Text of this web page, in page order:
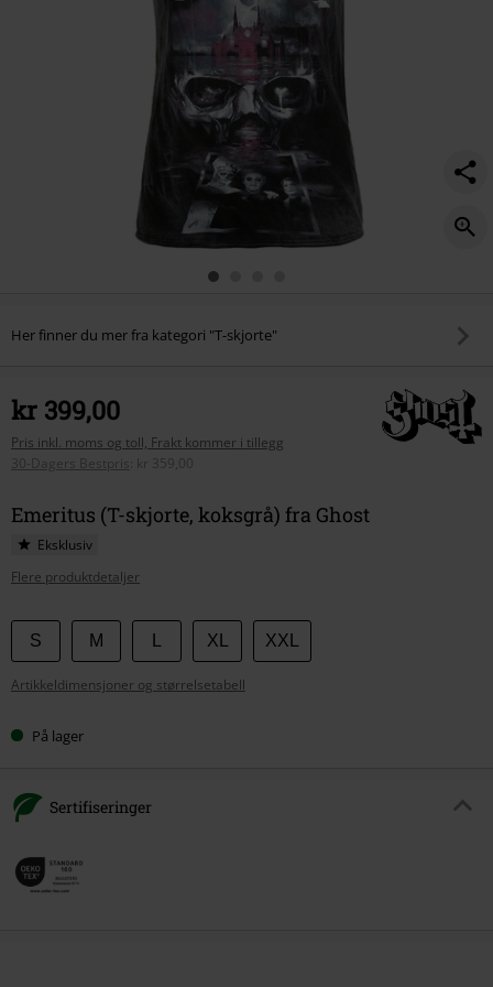
Her finner du mer fra kategori "T-skjorte"
kr 399,00
Pris inkl. moms og toll, Frakt kommer i tillegg
30-Dagers Bestpris
kr 359,00
Emeritus (T-skjorte, koksgrå) fra Ghost
Eksklusiv
Flere produktdetaljer
Velg
størrelse
S M XL XXL
Artikkeldimensjoner og størrelsetabell
På lager
Sertifiseringer